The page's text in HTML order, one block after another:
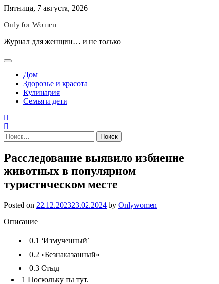
Skip
content
Пятница, 7 августа, 2026
Only for Women
Журнал для женщин… и не только
Дом
Здоровье и красота
Кулинария
Семья и дети
Найти:
Расследование выявило избиение
животных в популярном
туристическом месте
Posted on 22.12.202323.02.2024 by Onlywomen
Описание
0.1 ‘Измученный’
0.2 «Безнаказанный»
0.3 Стыд
1 Поскольку ты тут.